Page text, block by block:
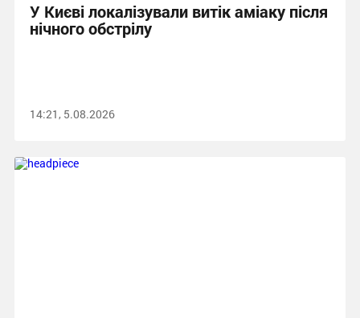
У Києві локалізували витік аміаку після
нічного обстрілу
14:21, 5.08.2026